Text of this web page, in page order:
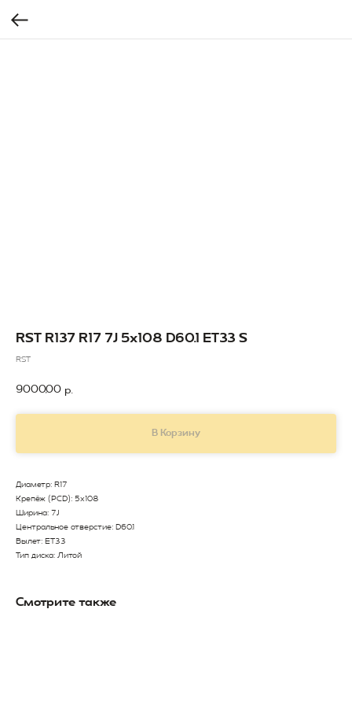
RST R137 R17 7J 5x108 D60.1 ET33 S
RST
9000,00 р.
В Корзину
Диаметр: R17
Крепёж (PCD): 5x108
Ширина: 7J
Центральное отверстие: D60.1
Вылет: ET33
Тип диска: Литой
Смотрите также